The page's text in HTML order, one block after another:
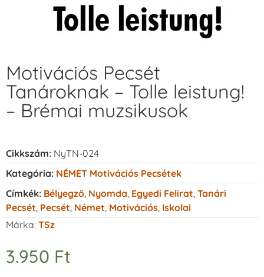
Motivációs Pecsét
Tanároknak – Tolle leistung!
– Brémai muzsikusok
Cikkszám: NyTN-024
Kategória: NÉMET Motivációs Pecsétek
Címkék: Bélyegző Nyomda Egyedi Felirat Tanári
Pecsét Pecsét Német Motivációs Iskolai
Márka: TSz
3.950 Ft